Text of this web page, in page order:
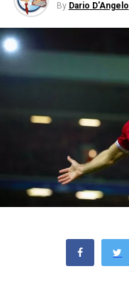
By Dario D'Angelo